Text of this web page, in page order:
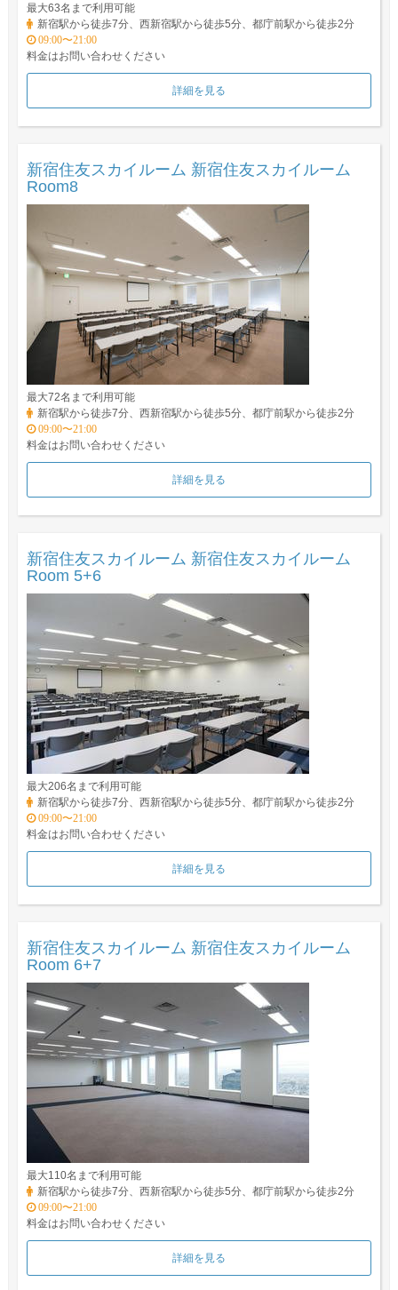
最大63名まで利用可能
新宿駅から徒歩7分、西新宿駅から徒歩5分、都庁前駅から徒歩2分
09:00〜21:00
料金はお問い合わせください
詳細を見る
新宿住友スカイルーム 新宿住友スカイルーム
Room8
最大72名まで利用可能
新宿駅から徒歩7分、西新宿駅から徒歩5分、都庁前駅から徒歩2分
09:00〜21:00
料金はお問い合わせください
詳細を見る
新宿住友スカイルーム 新宿住友スカイルーム
Room 5+6
最大206名まで利用可能
新宿駅から徒歩7分、西新宿駅から徒歩5分、都庁前駅から徒歩2分
09:00〜21:00
料金はお問い合わせください
詳細を見る
新宿住友スカイルーム 新宿住友スカイルーム
Room 6+7
最大110名まで利用可能
新宿駅から徒歩7分、西新宿駅から徒歩5分、都庁前駅から徒歩2分
09:00〜21:00
料金はお問い合わせください
詳細を見る